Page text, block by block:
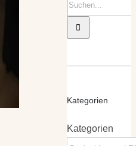
Kategorien
Kategorien